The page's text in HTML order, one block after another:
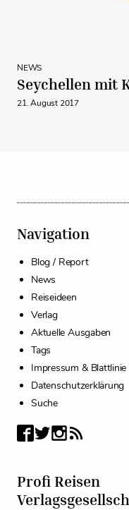
NEWS
Seychellen mit
21. August 2017
Navigation
Blog / Report
News
Reiseideen
Verlag
Aktuelle Ausgaben
Tags
Impressum & Blattlinie
Datenschutzerklärung
Suche
Profi Reisen